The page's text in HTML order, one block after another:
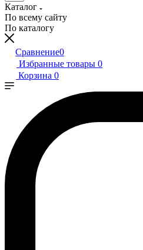
Каталог
По всему сайту
По каталогу
Сравнение0
Избранные товары 0
Корзина 0